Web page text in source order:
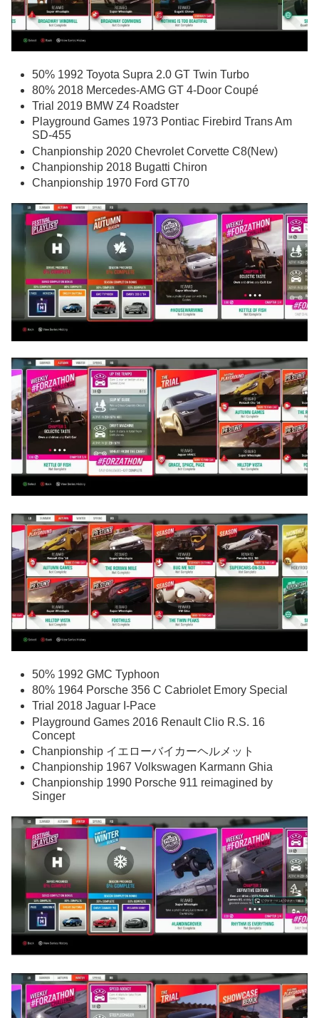
50% 1992 Toyota Supra 2.0 GT Twin Turbo
80% 2018 Mercedes-AMG GT 4-Door Coupé
Trial 2019 BMW Z4 Roadster
Playground Games 1973 Pontiac Firebird Trans Am
SD-455
Chanpionship 2020 Chevrolet Corvette C8(New)
Chanpionship 2018 Bugatti Chiron
Chanpionship 1970 Ford GT70
50% 1992 GMC Typhoon
80% 1964 Porsche 356 C Cabriolet Emory Special
Trial 2018 Jaguar I-Pace
Playground Games 2016 Renault Clio R.S. 16
Concept
Chanpionship イエローバイカーヘルメット
Chanpionship 1967 Volkswagen Karmann Ghia
Chanpionship 1990 Porsche 911 reimagined by
Singer